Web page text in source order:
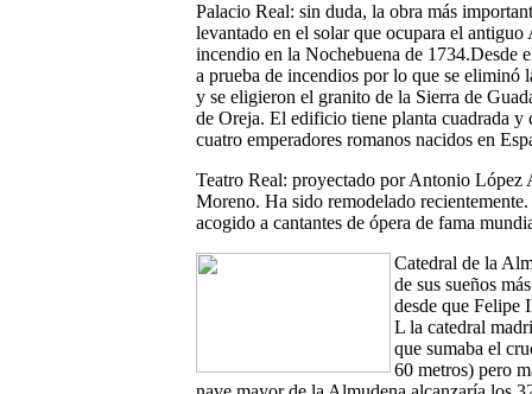
Palacio Real: sin duda, la obra más
levantado en el solar que ocupara el
incendio en la Nochebuena de 1734.Desde
a prueba de incendios por lo que se eliminó
y se eligieron el granito de la Sierra de
de Oreja. El edificio tiene planta cuadrada y
cuatro emperadores romanos nacidos en
Teatro Real: proyectado por Antonio López
Moreno. Ha sido remodelado
acogido a cantantes de ópera de fama
Catedral de la
de sus sueños
desde que Felipe
L la catedral
que sumaba el
60 metros) pero